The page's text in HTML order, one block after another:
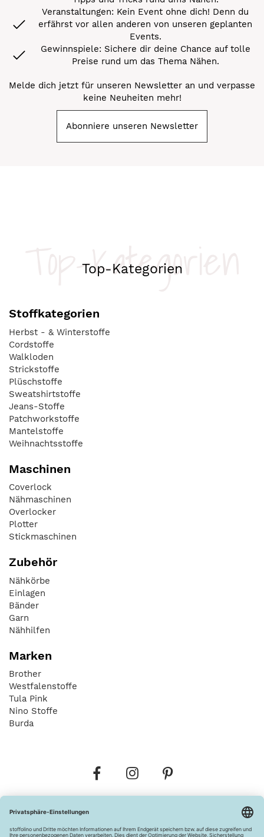
Veranstaltungen: Kein Event ohne dich! Denn du
erfährst vor allen anderen von unseren geplanten
Events.
Gewinnspiele: Sichere dir deine Chance auf tolle
Preise rund um das Thema Nähen.
Melde dich jetzt für unseren Newsletter an und verpasse
keine Neuheiten mehr!
Abonniere unseren Newsletter
Top-Kategorien
Top-Kategorien
Stoffkategorien
Herbst - & Winterstoffe
Cordstoffe
Walkloden
Strickstoffe
Plüschstoffe
Sweatshirtstoffe
Jeans-Stoffe
Patchworkstoffe
Mantelstoffe
Weihnachtsstoffe
Maschinen
Coverlock
Nähmaschinen
Overlocker
Plotter
Stickmaschinen
Zubehör
Nähkörbe
Einlagen
Bänder
Garn
Nähhilfen
Marken
Brother
Westfalenstoffe
Tula Pink
Nino Stoffe
Burda